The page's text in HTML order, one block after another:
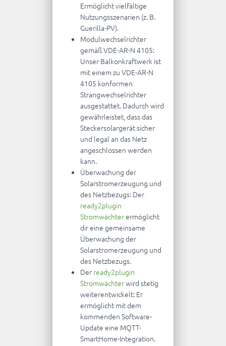
Ermöglicht vielfältige
Nutzungsszenarien (z. B.
Guerilla-PV).
Modulwechselrichter
gemäß VDE-AR-N 4105:
Unser Balkonkraftwerk ist
mit einem zu VDE-AR-N
4105 konformen
Strangwechselrichter
ausgestattet. Dadurch wird
gewährleistet, dass das
Steckersolargerät sicher
und legal an das Netz
angeschlossen werden
kann.
Überwachung der
Solarstromerzeugung und
des Netzbezugs: Der
ready2plugin
Stromwächterermöglicht
dir eine gemeinsame
Überwachung der
Solarstromerzeugung und
des Netzbezugs.
Der ready2plugin
Stromwächterwird stetig
weiterentwickelt: Er
ermöglicht mit dem
kommenden Software-
Update eine MQTT-
SmartHome-Integration.